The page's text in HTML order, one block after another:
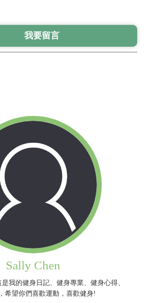
Sally Chen
我的健身日記、健身專業、健身心得、
希望你們喜歡運動，喜歡健身!